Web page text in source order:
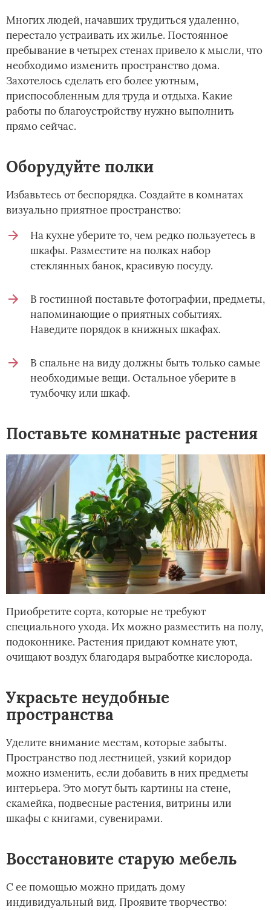
Многих людей, начавших трудиться удаленно,
перестало устраивать их жилье. Постоянное
пребывание в четырех стенах привело к мысли, что
необходимо изменить пространство дома.
Захотелось сделать его более уютным,
приспособленным для труда и отдыха. Какие
работы по благоустройству нужно выполнить
прямо сейчас.
Оборудуйте полки
Избавьтесь от беспорядка. Создайте в комнатах
визуально приятное пространство:
На кухне уберите то, чем редко пользуетесь в
шкафы. Разместите на полках набор
стеклянных банок, красивую посуду.
В гостинной поставьте фотографии, предметы,
напоминающие о приятных событиях.
Наведите порядок в книжных шкафах.
В спальне на виду должны быть только самые
необходимые вещи. Остальное уберите в
тумбочку или шкаф.
Поставьте комнатные растения
Приобретите сорта, которые не требуют
специального ухода. Их можно разместить на полу,
подоконнике. Растения придают комнате уют,
очищают воздух благодаря выработке кислорода.
Украсьте неудобные
пространства
Уделите внимание местам, которые забыты.
Пространство под лестницей, узкий коридор
можно изменить, если добавить в них предметы
интерьера. Это могут быть картины на стене,
скамейка, подвесные растения, витрины или
шкафы с книгами, сувенирами.
Восстановите старую мебель
С ее помощью можно придать дому
индивидуальный вид. Проявите творчество: